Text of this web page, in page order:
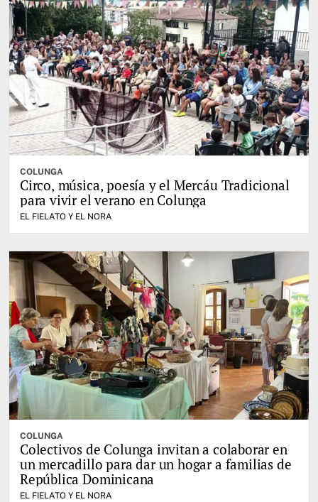
COLUNGA
Circo, música, poesía y el Mercáu Tradicional
para vivir el verano en Colunga
EL FIELATO Y EL NORA
COLUNGA
Colectivos de Colunga invitan a colaborar en
un mercadillo para dar un hogar a familias de
República Dominicana
EL FIELATO Y EL NORA